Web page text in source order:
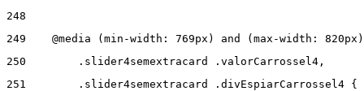
248
249
@media (min-width: 769px) and (max-width:
250
        .slider4semextracard .valorCarrossel4,
251
        .slider4semextracard .divEspiarCarrossel4 {